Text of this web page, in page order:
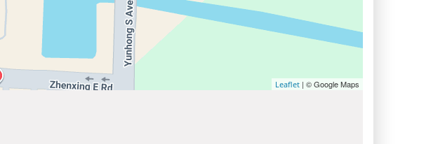
Leaflet | © Google Maps